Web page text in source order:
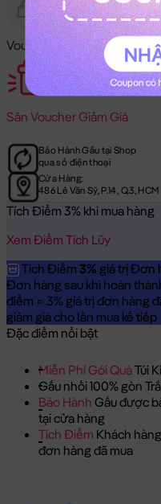
Gửi Tặng
Voucher Mã Khuyến Mãi:
Săn Voucher Giảm Giá
Bảo Hành Gấu tại Shop
qua số điện thoại
Cửa Hàng:
486 Lê Văn Sỹ, P.14, Q.3, HCM
Tích Điểm 3% khi mua hàng
Xem Điểm Tích Lũy
Tích Điểm 3% giá trị Đơn
Đơn hàng sau khi hoàn
điểm = 3% giá trị đơn hàng
giảm giá cho lần mua kế tiếp
Đặc điểm nổi bật
Miễn Phí Gói QuàTúi
Gấu nhồi 100% gòn
Bảo Hành Gấu được
tại cửa hàng
Tích Điểm Khách
đơn hàng đã mua